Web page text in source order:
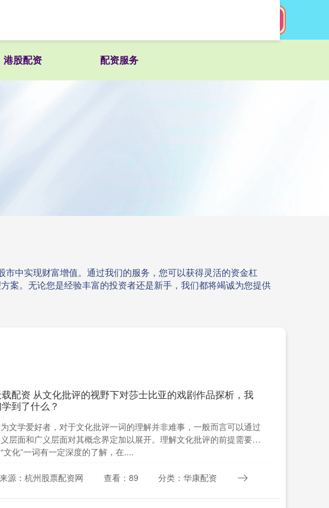
港股配资 配资服务
中实现财富增值。通过我们的服务，您可以获得灵活的资金杠
案。无论您是经验丰富的投资者还是新手，我们都将竭诚为您提供
配资 从文化批评的视野下对莎士比亚的戏剧作品探析，我
到了什么？
文学爱好者，对于文化批评一词的理解并非难事，一般而言可以通过
层面和广义层面对其概念界定加以展开。理解文化批评的前提需要
文化”一词有一定深度的了解，在....
来源：杭州股票配资网 查看：89 分类：华康配资